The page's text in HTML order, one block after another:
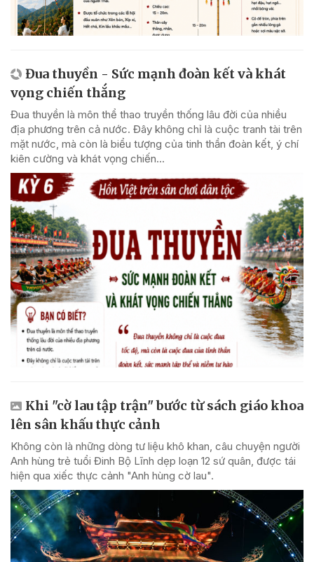
Đua thuyền - Sức mạnh đoàn kết và khát
vọng chiến thắng
Đua thuyền là môn thể thao truyền thống lâu đời của nhiều
địa phương trên cả nước. Đây không chỉ là cuộc tranh tài trên
mặt nước, mà còn là biểu tượng của tinh thần đoàn kết, ý chí
kiên cường và khát vọng chiến...
Khi "cờ lau tập trận" bước từ sách giáo khoa
lên sân khấu thực cảnh
Không còn là những dòng tư liệu khô khan, câu chuyện người
Anh hùng trẻ tuổi Đinh Bộ Lĩnh dẹp loạn 12 sứ quân, được tái
hiện qua xiếc thực cảnh "Anh hùng cờ lau".